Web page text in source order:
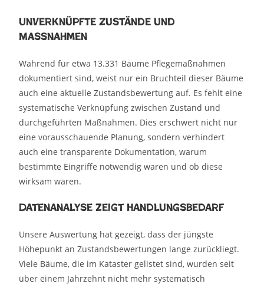
Unverknüpfte Zustände und
Maßnahmen
Während für etwa 13.331 Bäume Pflegemaßnahmen
dokumentiert sind, weist nur ein Bruchteil dieser Bäume
auch eine aktuelle Zustandsbewertung auf. Es fehlt eine
systematische Verknüpfung zwischen Zustand und
durchgeführten Maßnahmen. Dies erschwert nicht nur
eine vorausschauende Planung, sondern verhindert
auch eine transparente Dokumentation, warum
bestimmte Eingriffe notwendig waren und ob diese
wirksam waren.
Datenanalyse zeigt Handlungsbedarf
Unsere Auswertung hat gezeigt, dass der jüngste
Höhepunkt an Zustandsbewertungen lange zurückliegt.
Viele Bäume, die im Kataster gelistet sind, wurden seit
über einem Jahrzehnt nicht mehr systematisch